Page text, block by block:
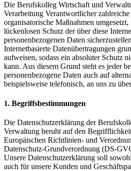
Die Berufskolleg Wirtschaft und
Verarbeitung Verantwortlicher
organisatorische Maßnahmen
lückenlosen Schutz der über diese
personenbezogenen Daten
Internetbasierte Datenübertragungen
aufweisen, sodass ein absoluter Schutz
kann. Aus diesem Grund steht es jeder
personenbezogene Daten auch auf
beispielsweise telefonisch, an uns zu
1. Begriffsbestimmungen
Die Datenschutzerklärung der
Verwaltung beruht auf den
Europäischen Richtlinien- und
Datenschutz-Grundverordnung (DS-
Unsere Datenschutzerklärung soll
auch für unsere Kunden und